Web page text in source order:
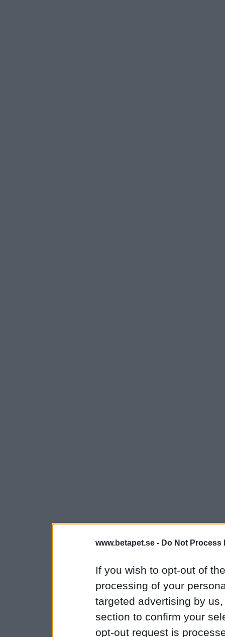
www.betapet.se - Do Not Process
If you wish to opt-out of
processing of your
targeted advertising by
section to confirm your
opt-out request is